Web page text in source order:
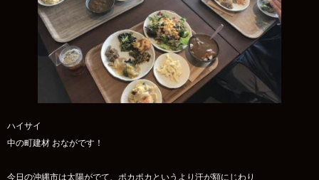
ハイサイ
中の町建材 おながです！
今日の沖縄市は太陽がでて、ポカポカというより汗が額にじわり